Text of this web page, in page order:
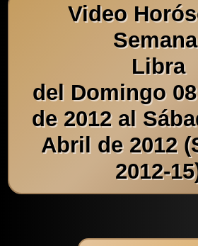
Video
Libra
del Domingo
de 2012 al
Abril de 2012
2012-